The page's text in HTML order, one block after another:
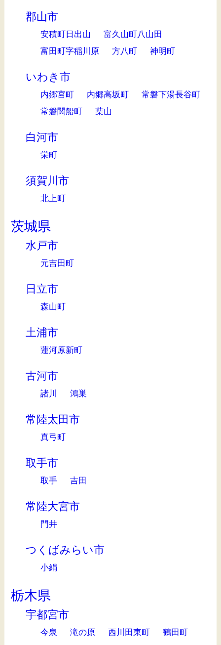
郡山市
安積町日出山
富久山町八山田
富田町字稲川原
方八町 神明町
いわき市
内郷宮町 内郷高坂町
常磐下湯長谷町
常磐関船町
葉山
白河市
栄町
須賀川市
北上町
茨城県
水戸市
元吉田町
日立市
森山町
土浦市
蓮河原新町
古河市
諸川 鴻巣
常陸太田市
真弓町
取手市
取手 吉田
常陸大宮市
門井
つくばみらい市
小絹
栃木県
宇都宮市
今泉 滝の原 西川田東町 鶴田町